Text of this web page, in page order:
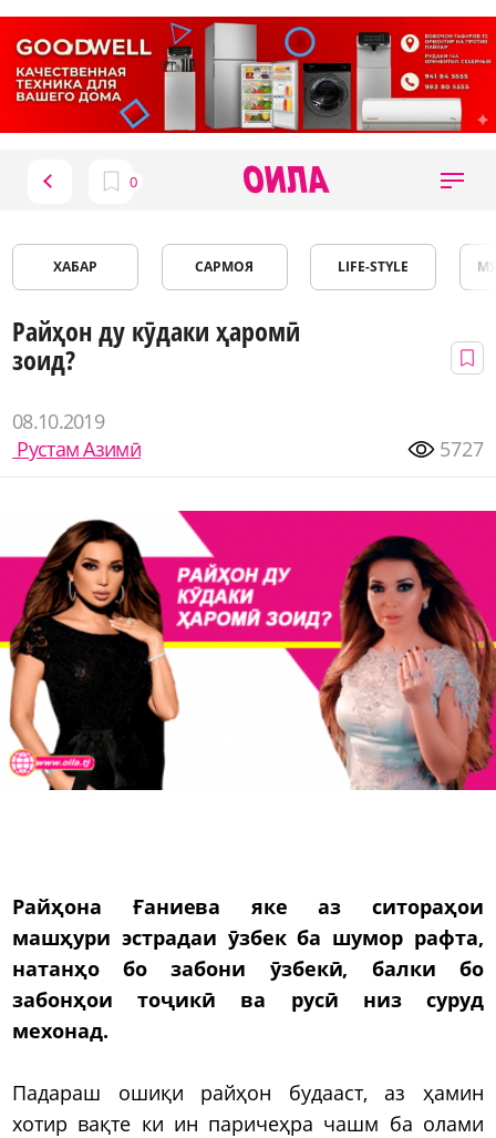
ХАБАР САРМОЯ LIFE-STYLE
Райҳон ду кӯдаки ҳаромӣ
зоид?
08.10.2019
Рустам Азимӣ
5727
Райҳона Ғаниева яке аз ситораҳои
машҳури эстрадаи ӯзбек ба шумор рафта,
натанҳо бо забони ӯзбекӣ, балки бо
забонҳои тоҷикӣ ва русӣ низ суруд
мехонад.
Падараш ошиқи райҳон будааст, аз ҳамин
хотир вақте ки ин паричеҳра чашм ба олами